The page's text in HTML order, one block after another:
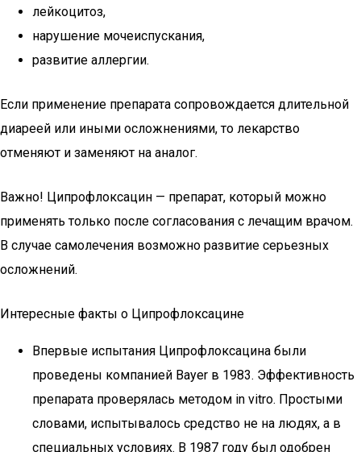
лейкоцитоз,
нарушение мочеиспускания,
развитие аллергии.
Если применение препарата сопровождается длительной
диареей или иными осложнениями, то лекарство
отменяют и заменяют на аналог.
Важно! Ципрофлоксацин — препарат, который можно
применять только после согласования с лечащим врачом.
В случае самолечения возможно развитие серьезных
осложнений.
Интересные факты о Ципрофлоксацине
Впервые испытания Ципрофлоксацина были
проведены компанией Bayer в 1983. Эффективность
препарата проверялась методом in vitro. Простыми
словами, испытывалось средство не на людях, а в
специальных условиях. В 1987 году был одобрен